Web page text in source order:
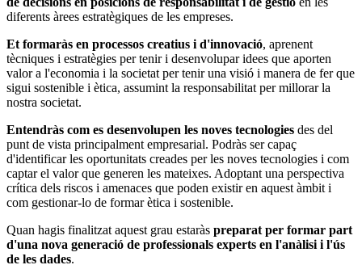
diferents àrees estratègiques de les empreses.
Et formaràs en processos creatius i d'innovació, aprenent
tècniques i estratègies per tenir i desenvolupar idees que aporten
valor a l'economia i la societat per tenir una visió i manera de fer que
sigui sostenible i ètica, assumint la responsabilitat per millorar la
nostra societat.
Entendràs com es desenvolupen les noves tecnologies des del
punt de vista principalment empresarial. Podràs ser capaç
d'identificar les oportunitats creades per les noves tecnologies i com
captar el valor que generen les mateixes. Adoptant una perspectiva
crítica dels riscos i amenaces que poden existir en aquest àmbit i
com gestionar-lo de formar ètica i sostenible.
Quan hagis finalitzat aquest grau estaràs preparat per formar part
d'una nova generació de professionals experts en l'anàlisi i l'ús
de les dades.